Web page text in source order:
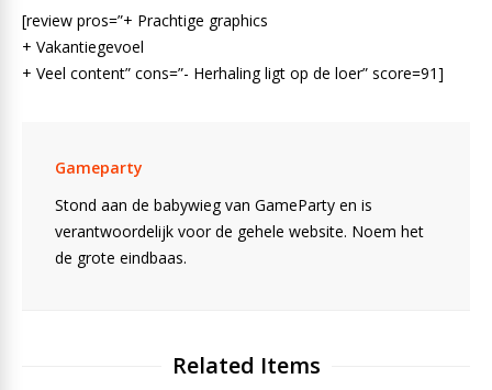
[review pros=”+ Prachtige graphics
+ Vakantiegevoel
+ Veel content” cons=”- Herhaling ligt op de loer” score=91]
Gameparty
Stond aan de babywieg van GameParty en is
verantwoordelijk voor de gehele website. Noem het
de grote eindbaas.
Related Items